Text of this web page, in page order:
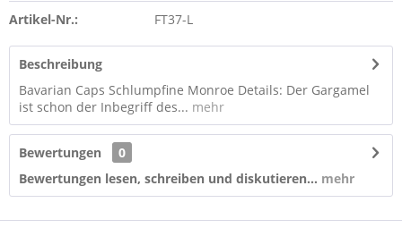
Artikel-Nr.: FT37-L
Beschreibung
Bavarian Caps Schlumpfine Monroe Details: Der Gargamel
ist schon der Inbegriff des... mehr
Bewertungen
0
Bewertungen lesen, schreiben und diskutieren... mehr